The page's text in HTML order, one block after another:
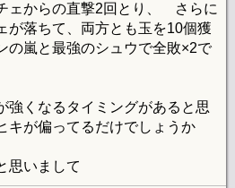
ェからの直撃2回とり、 さらに
が落ちて、両方とも玉を10個獲
の嵐と最強のシュウで全敗×2で
強くなるタイミングがあると思
キが偏ってるだけでしょうか
思いまして